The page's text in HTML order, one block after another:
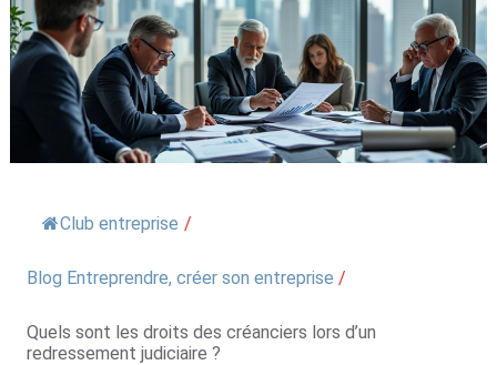
Club entreprise /
Blog Entreprendre, créer son entreprise /
Quels sont les droits des créanciers lors d’un
redressement judiciaire ?